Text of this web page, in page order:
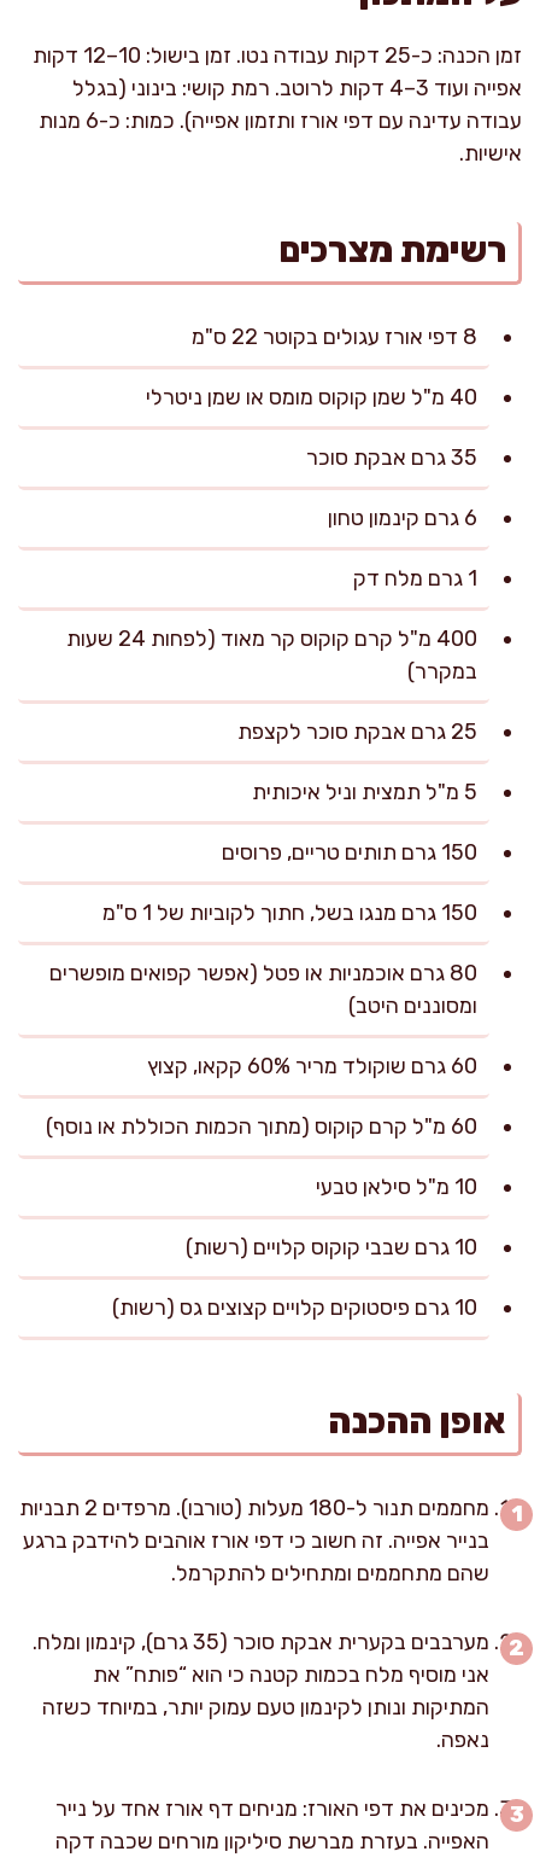
זמן הכנה: כ-25 דקות עבודה נטו. זמן בישול: 10–12 דקות
אפייה ועוד 3–4 דקות לרוטב. רמת קושי: בינוני (בגלל
עבודה עדינה עם דפי אורז ותזמון אפייה). כמות: כ-6 מנות
אישיות.
רשימת מצרכים
8 דפי אורז עגולים בקוטר 22 ס"מ
40 מ"ל שמן קוקוס מומס או שמן ניטרלי
35 גרם אבקת סוכר
6 גרם קינמון טחון
1 גרם מלח דק
400 מ"ל קרם קוקוס קר מאוד (לפחות 24 שעות
במקרר)
25 גרם אבקת סוכר לקצפת
5 מ"ל תמצית וניל איכותית
150 גרם תותים טריים, פרוסים
150 גרם מנגו בשל, חתוך לקוביות של 1 ס"מ
80 גרם אוכמניות או פטל (אפשר קפואים מופשרים
ומסוננים היטב)
60 גרם שוקולד מריר 60% קקאו, קצוץ
60 מ"ל קרם קוקוס (מתוך הכמות הכוללת או נוסף)
10 מ"ל סילאן טבעי
10 גרם שבבי קוקוס קלויים (רשות)
10 גרם פיסטוקים קלויים קצוצים גס (רשות)
אופן ההכנה
מחממים תנור ל-180 מעלות (טורבו). מרפדים 2 תבניות
בנייר אפייה. זה חשוב כי דפי אורז אוהבים להידבק ברגע
שהם מתחממים ומתחילים להתקרמל.
מערבבים בקערית אבקת סוכר (35 גרם), קינמון ומלח.
אני מוסיף מלח בכמות קטנה כי הוא “פותח” את
המתיקות ונותן לקינמון טעם עמוק יותר, במיוחד כשזה
נאפה.
מכינים את דפי האורז: מניחים דף אורז אחד על נייר
האפייה. בעזרת מברשת סיליקון מורחים שכבה דקה